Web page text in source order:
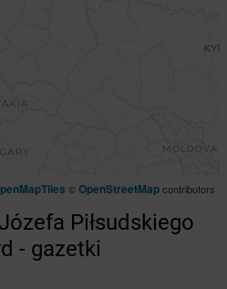
©OpenStreetMapcontributors
Piłsudskiego
- gazetki